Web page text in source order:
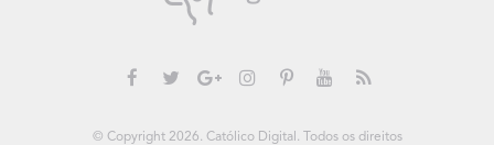
© Copyright 2026. Católico Digital. Todos os direitos